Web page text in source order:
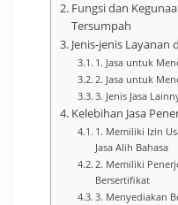
Fungsi dan
Tersumpah
Jenis-jenis Layanan
1. Jasa untuk
2. Jasa untuk
3. Jenis Jasa
Kelebihan Jasa
1. Memiliki Izin
Jasa Alih Bahasa
2. Memiliki
Bersertifikat
3. Menyediakan